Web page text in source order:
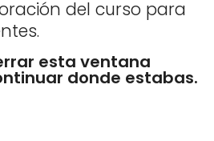
del curso para
esta ventana
donde estabas.